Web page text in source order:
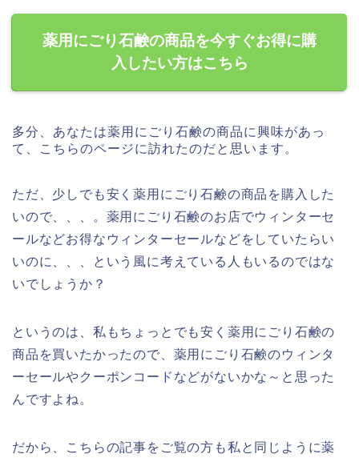
薬用にごり石鹸の商品を今すぐお得に購
入したい方はこちら
多分、あなたは薬用にごり石鹸の商品に興味があっ
て、こちらのページに訪れたのだと思います。
ただ、少しでも安く薬用にごり石鹸の商品を購入した
いので、、、。薬用にごり石鹸のお店でウィンターセ
ールなどお得なウィンターセールなどをしていたらい
いのに、、、という風に考えている人もいるのではな
いでしょうか？
というのは、私もちょっとでも安く薬用にごり石鹸の
商品を買いたかったので、薬用にごり石鹸のウィンタ
ーセールやクーポンコードなどがないかな～と思った
んですよね。
だから、こちらの記事をご覧の方も私と同じように薬